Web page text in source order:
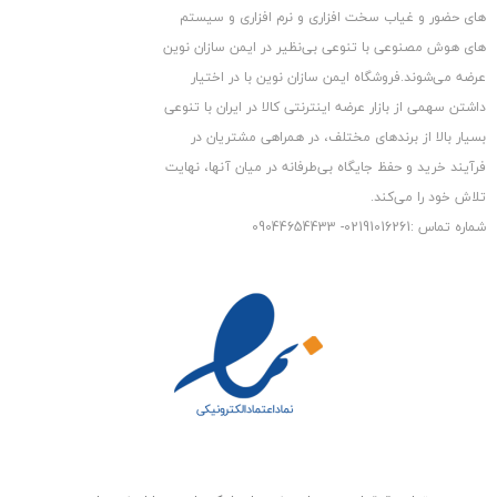
وارداتی
متراژ : 305 متر
های حضور و غیاب سخت افزاری و نرم افزاری و سیستم
های هوش مصنوعی با تنوعی بی‌نظیر در ایمن سازان نوین
عرضه می‏‏‏‌شوند.فروشگاه ایمن سازان نوین با در اختیار
داشتن سهمی از بازار عرضه اینترنتی کالا در ایران با تنوعی
بسیار بالا از برندهای مختلف، در همراهی مشتریان در
فرآیند خرید و حفظ جایگاه بی‏‏‏‌طرفانه در میان آنها، نهایت
تلاش خود را می‌‏‏کند.
شماره تماس :02191016261- 09044654433